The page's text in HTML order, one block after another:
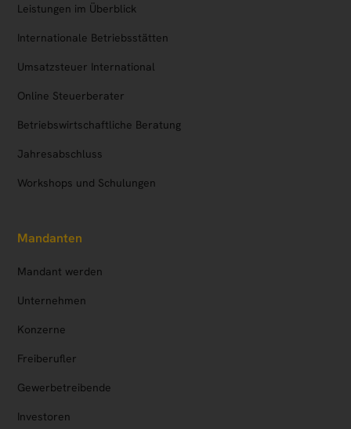
Leistungen im Überblick
Internationale Betriebsstätten
Umsatzsteuer International
Online Steuerberater
Betriebs­wirtschaftliche Beratung
Jahresabschluss
Workshops und Schulungen
Mandanten
Mandant werden
Unternehmen
Konzerne
Freiberufler
Gewerbetreibende
Investoren